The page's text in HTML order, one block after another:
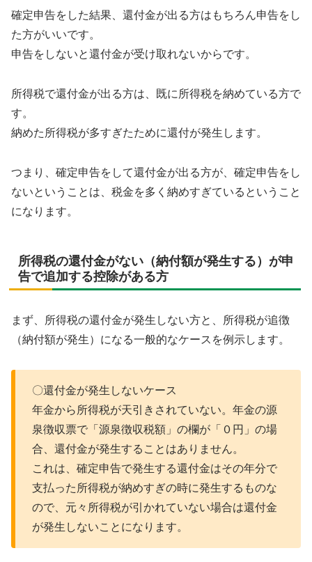
確定申告をした結果、還付金が出る方はもちろん申告をし
た方がいいです。
申告をしないと還付金が受け取れないからです。
所得税で還付金が出る方は、既に所得税を納めている方で
す。
納めた所得税が多すぎたために還付が発生します。
つまり、確定申告をして還付金が出る方が、確定申告をし
ないということは、税金を多く納めすぎているということ
になります。
所得税の還付金がない（納付額が発生する）が申
告で追加する控除がある方
まず、所得税の還付金が発生しない方と、所得税が追徴
（納付額が発生）になる一般的なケースを例示します。
〇還付金が発生しないケース
年金から所得税が天引きされていない。年金の源
泉徴収票で「源泉徴収税額」の欄が「０円」の場
合、還付金が発生することはありません。
これは、確定申告で発生する還付金はその年分で
支払った所得税が納めすぎの時に発生するものな
ので、元々所得税が引かれていない場合は還付金
が発生しないことになります。